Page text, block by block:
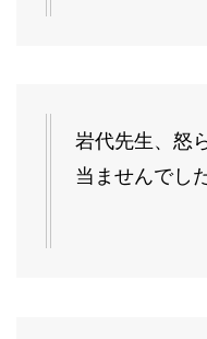
岩代先生、怒
当ませんでし